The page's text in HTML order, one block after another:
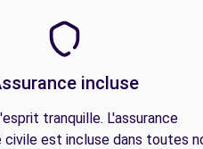
incluse
tranquille. L'assurance
civile est incluse dans toutes